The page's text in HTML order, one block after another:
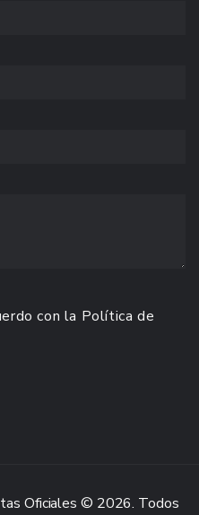
con la Política de
Oficiales © 2026. Todos